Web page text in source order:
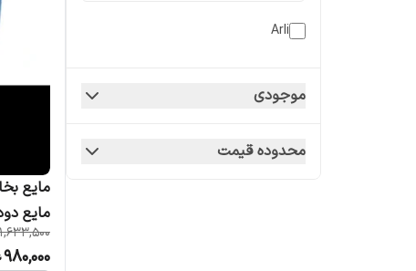
Arli
موجودی
محدوده قیمت
مایع
1,633,500
980,000